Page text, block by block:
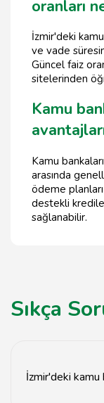
oranları
İzmir'deki
ve vade
Güncel faiz
sitelerinden
Kamu
Kamu
arasında
ödeme
destekli
sağlanabilir.
Sıkça
İzmir'deki kamu